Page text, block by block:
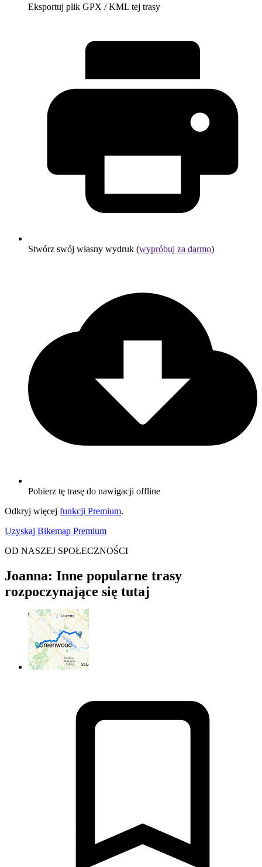
Eksportuj plik GPX / KML tej trasy
Stwórz swój własny wydruk (wypróbuj za darmo)
Pobierz tę trasę do nawigacji offline
Odkryj więcej funkcji Premium.
Uzyskaj Bikemap Premium
OD NASZEJ SPOŁECZNOŚCI
Joanna: Inne popularne trasy
rozpoczynające się tutaj